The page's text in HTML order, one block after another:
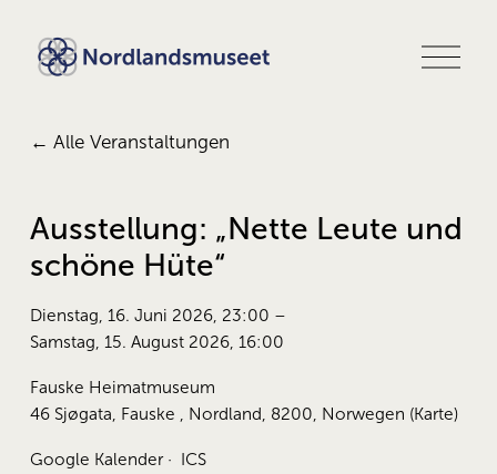
M
e
n
Alle Veranstaltungen
Ausstellung: „Nette Leute und
schöne Hüte“
Dienstag, 16. Juni 2026 23:00
Samstag, 15. August 2026 16:00
Fauske Heimatmuseum
46 Sjøgata Fauske , Nordland, 8200 Norwegen (Karte)
Google Kalender ICS